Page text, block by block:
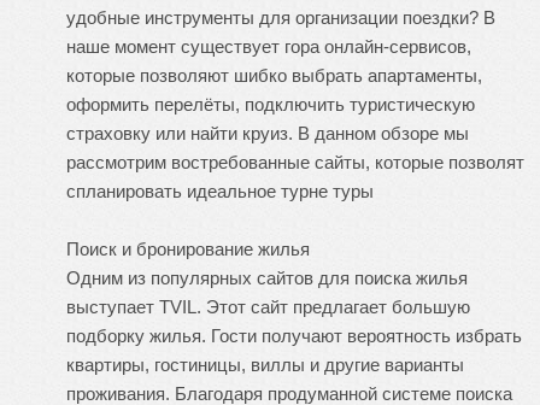
удобные инструменты для организации поездки? В
наше момент существует гора онлайн-сервисов,
которые позволяют шибко выбрать апартаменты,
оформить перелёты, подключить туристическую
страховку или найти круиз. В данном обзоре мы
рассмотрим востребованные сайты, которые позволят
спланировать идеальное турне туры
Поиск и бронирование жилья
Одним из популярных сайтов для поиска жилья
выступает TVIL. Этот сайт предлагает большую
подборку жилья. Гости получают вероятность избрать
квартиры, гостиницы, виллы и другие варианты
проживания. Благодаря продуманной системе поиска